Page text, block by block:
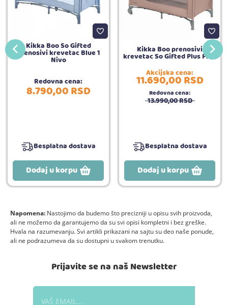
Kikka Boo So Gifted
prenosivi krevetac Blue 1
Nivo
Redovna cena:
8.790,00RSD
Besplatna dostava
Dodaj u korpu
Kikka Boo prenosivi
krevetac So Gifted Plus Pink
Akcijska cena:
11.690,00RSD
Redovna cena:
13.990,00RSD
Besplatna dostava
Dodaj u korpu
Napomena: Nastojimo da budemo što precizniji u opisu svih proizvoda,
ali ne možemo da garantujemo da su svi opisi kompletni i bez greške.
Hvala na razumevanju. Svi artikli prikazani na sajtu su deo naše ponude,
ali ne podrazumeva da su dostupni u svakom trenutku.
Prijavite se na naš Newsletter